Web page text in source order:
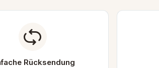
Rücksendung